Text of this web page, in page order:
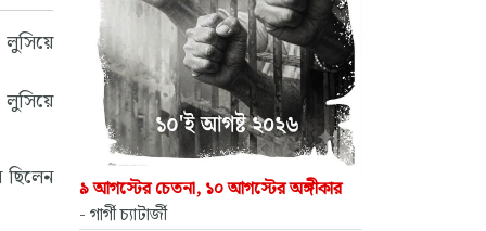
লুসিয়ে
ছিলেন
৯ আগস্টের চেতনা, ১০ আগস্টের অঙ্গীকার
- গার্গী চ্যাটার্জী